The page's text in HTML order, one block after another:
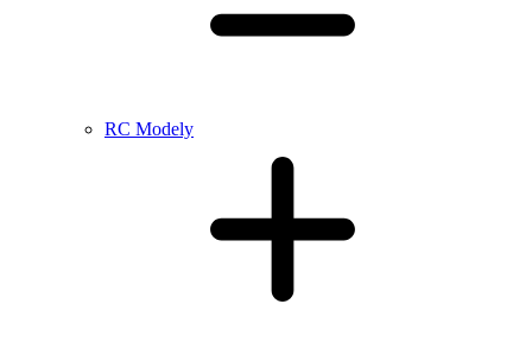
RC Modely